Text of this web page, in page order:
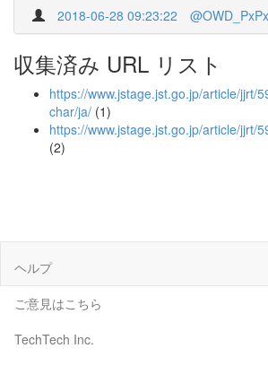
2018-06-28 09:23:22 @OWD_PxPx
収集済み URL リスト
https://www.jstage.jst.go.jp/article/jjrt/
char/ja/ (1)
https://www.jstage.jst.go.jp/article/jjrt/
(2)
ヘルプ
ご意見はこちら
TechTech Inc.